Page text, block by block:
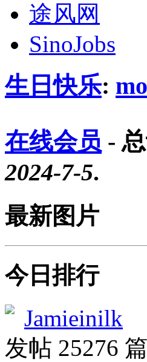
途风网
SinoJobs
生日快乐:
在线会员 -
2024-7-5.
最新图片
今日排行
Jamieinilk
发帖 25276 篇